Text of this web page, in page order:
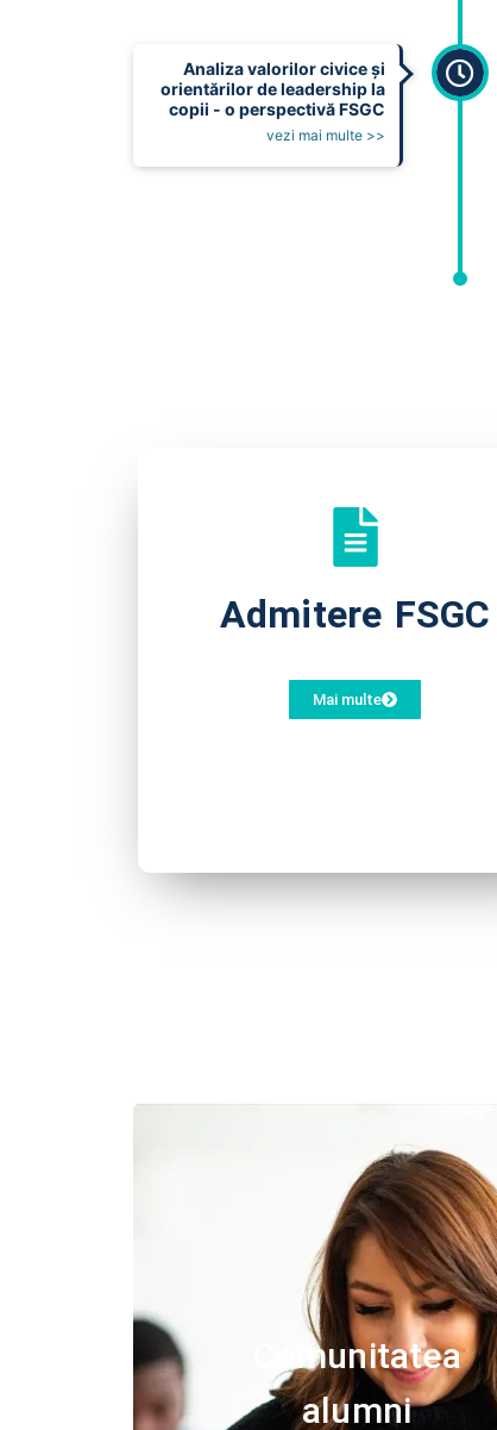
Analiza valorilor civice și
orientărilor de leadership la
copii - o perspectivă FSGC
vezi mai multe >>
Admitere FSGC
Mai multe
Comunitatea
alumni